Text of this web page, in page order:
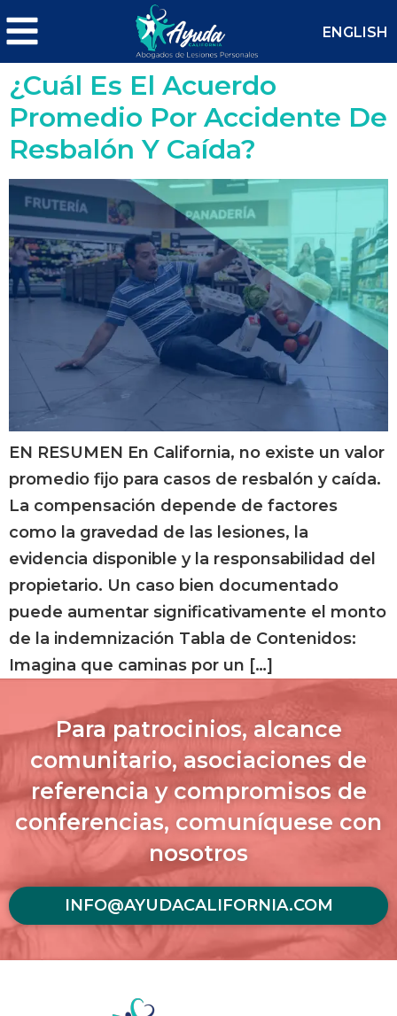
ENGLISH
¿Cuál Es El Acuerdo
Promedio Por Accidente De
Resbalón Y Caída?
EN RESUMEN En California, no existe un valor
promedio fijo para casos de resbalón y caída.
La compensación depende de factores
como la gravedad de las lesiones, la
evidencia disponible y la responsabilidad del
propietario. Un caso bien documentado
puede aumentar significativamente el monto
de la indemnización Tabla de Contenidos:
Imagina que caminas por un […]
Para patrocinios, alcance
comunitario, asociaciones de
referencia y compromisos de
conferencias, comuníquese con
nosotros
INFO@AYUDACALIFORNIA.COM